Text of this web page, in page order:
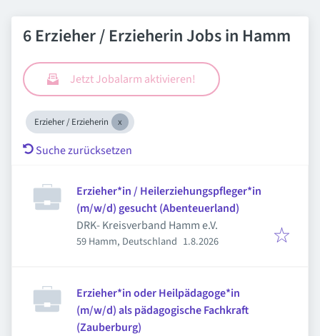
6 Erzieher / Erzieherin Jobs in Hamm
Jetzt Jobalarm aktivieren!
Erzieher / Erzieherin
Suche zurücksetzen
Erzieher*in / Heilerziehungspfleger*in
(m/w/d) gesucht (Abenteuerland)
DRK- Kreisverband Hamm e.V.
59 Hamm, Deutschland Veröffentlicht
1.8.2026
Erzieher*in oder Heilpädagoge*in
(m/w/d) als pädagogische Fachkraft
(Zauberburg)